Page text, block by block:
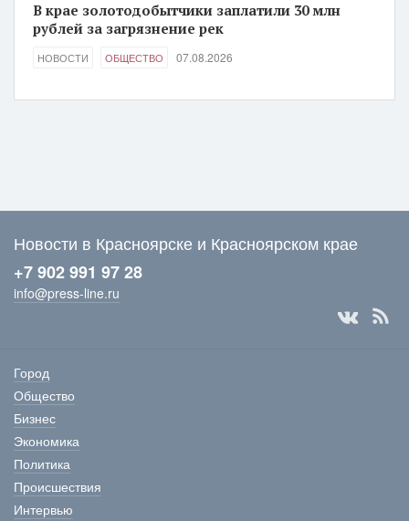
В крае золотодобытчики заплатили 30 млн
рублей за загрязнение рек
НОВОСТИ ОБЩЕСТВО 07.08.2026
Новости в Красноярске и Красноярском крае
+7 902 991 97 28
info@press-line.ru
Город
Общество
Бизнес
Экономика
Политика
Происшествия
Интервью